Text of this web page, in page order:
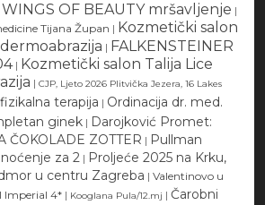
WINGS OF BEAUTY mršavljenje |
Tijana Župan | Kozmetički salon
| FALKENSTEINER
| Kozmetički salon Talija Lice
| CJP, Ljeto 2026 Plitvička Jezera, 16 Lakes
terapija | Ordinacija dr. med.
ginek | Darojković Promet:
ČOKOLADE ZOTTER | Pullman
za 2 | Proljeće 2025 na Krku,
u centru Zagreba | Valentinovo u
Imperial 4* | Kooglana Pula/12.mj | Čarobni